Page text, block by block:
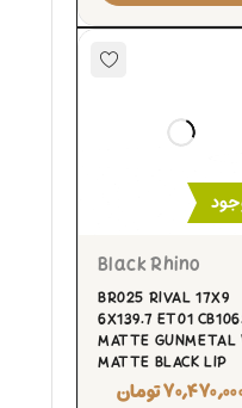
Black Rhino
BR025 RIVAL 17X9
6X139.7 ET01
MATTE
MATTE BLACK LIP
تومان